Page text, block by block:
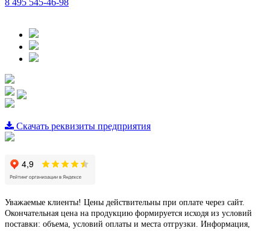
Скачать реквизиты предприятия
Уважаемые клиенты! Цены действительны при оплате через сайт.
Окончательная цена на продукцию формируется исходя из условий
поставки: объема, условий оплаты и места отгрузки. Информация,